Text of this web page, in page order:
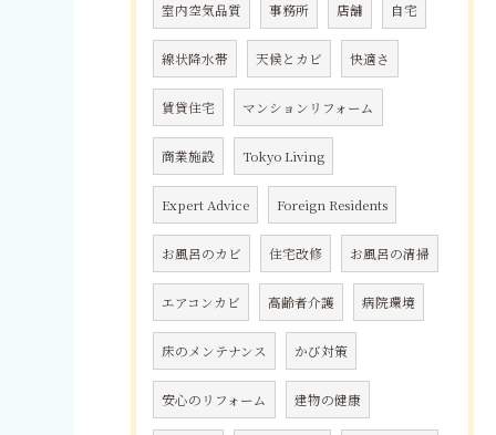
室内空気品質 事務所 店舗 自宅
線状降水帯 天候とカビ 快適さ
賃貸住宅 マンションリフォーム
商業施設 Tokyo Living
Expert Advice Foreign Residents
お風呂のカビ 住宅改修 お風呂の清掃
エアコンカビ 高齢者介護 病院環境
床のメンテナンス かび対策
安心のリフォーム 建物の健康